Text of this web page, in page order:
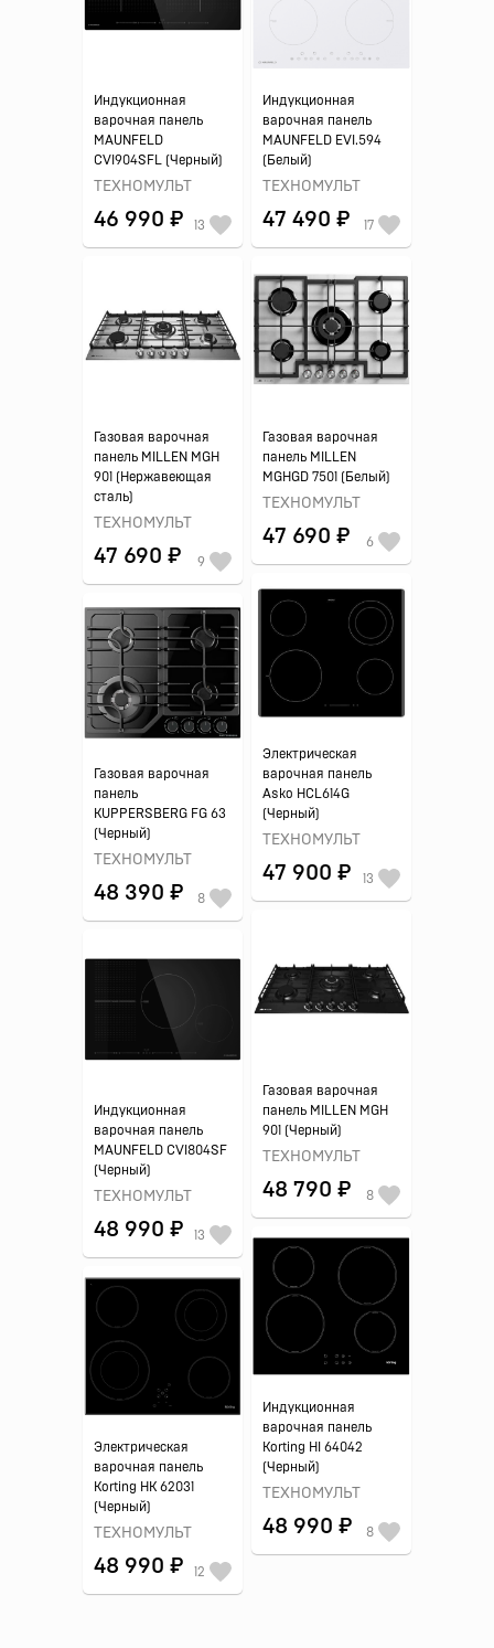
Индукционная
варочная панель
MAUNFELD
CVI904SFL (Черный)
ТЕХНОМУЛЬТ
46 990 ₽ 13
Индукционная
варочная панель
MAUNFELD EVI.594
(Белый)
ТЕХНОМУЛЬТ
47 490 ₽ 17
Газовая варочная
панель MILLEN MGH
901 (Нержавеющая
сталь)
ТЕХНОМУЛЬТ
47 690 ₽ 9
Газовая варочная
панель MILLEN
MGHGD 7501 (Белый)
ТЕХНОМУЛЬТ
47 690 ₽ 6
Электрическая
варочная панель
Asko HCL614G
(Черный)
ТЕХНОМУЛЬТ
47 900 ₽ 13
Газовая варочная
панель
KUPPERSBERG FG 63
(Черный)
ТЕХНОМУЛЬТ
48 390 ₽ 8
Газовая варочная
панель MILLEN MGH
901 (Черный)
ТЕХНОМУЛЬТ
48 790 ₽ 8
Индукционная
варочная панель
MAUNFELD CVI804SF
(Черный)
ТЕХНОМУЛЬТ
48 990 ₽ 13
Индукционная
варочная панель
Korting HI 64042
(Черный)
ТЕХНОМУЛЬТ
48 990 ₽ 8
Электрическая
варочная панель
Korting HK 62031
(Черный)
ТЕХНОМУЛЬТ
48 990 ₽ 12